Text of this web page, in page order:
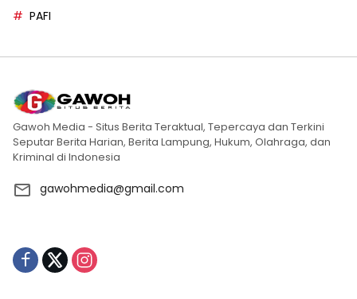
PAFI
Gawoh Media - Situs Berita Teraktual, Tepercaya dan Terkini
Seputar Berita Harian, Berita Lampung, Hukum, Olahraga, dan
Kriminal di Indonesia
gawohmedia@gmail.com